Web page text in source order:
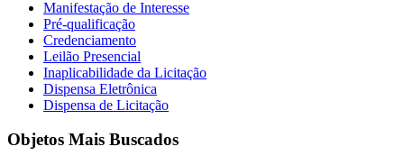
Manifestação de Interesse
Pré-qualificação
Credenciamento
Leilão Presencial
Inaplicabilidade da Licitação
Dispensa Eletrônica
Dispensa de Licitação
Objetos Mais Buscados